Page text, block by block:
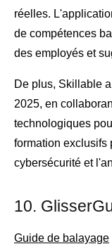
réelles.
de compétences
des employés et
De plus, Skillable
2025, en
technologiques
formation exclusifs
cybersécurité et
10.
Guide de balayage